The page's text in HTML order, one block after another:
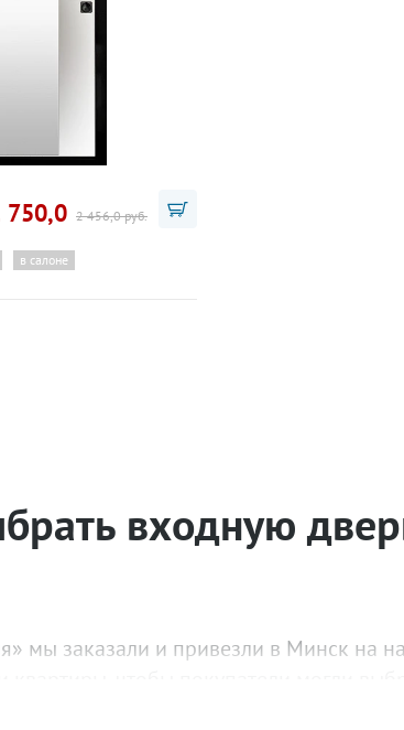
750,0 2 456,0 руб.
в салоне
входную
мы заказали и привезли в Минск на